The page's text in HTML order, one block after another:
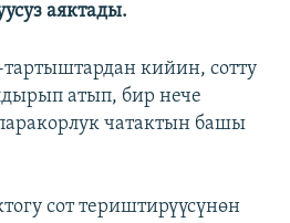
аяктады.
кийин, сотту
атып, бир нече
чатактын башы
сот териштирүүсүнөн